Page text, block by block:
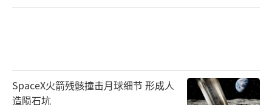
SpaceX火箭残骸撞击月球细节 形成人
造陨石坑